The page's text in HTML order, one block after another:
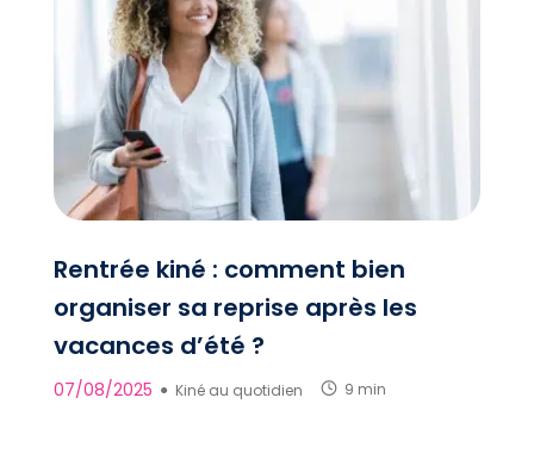
Rentrée kiné : comment bien
organiser sa reprise après les
vacances d’été ?
07/08/2025 ● Kiné au quotidien 9 min